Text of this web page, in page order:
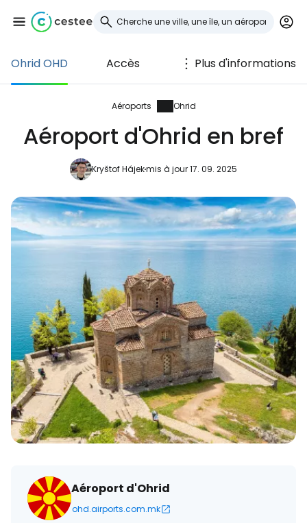
Ohrid OHD Accès Plus d'informations
Aéroports Ohrid
Aéroport d'Ohrid en bref
Kryštof Hájekmis à jour 17. 09. 2025
Aéroport d'Ohrid
ohd.airports.com.mk
Se connecter à
Cestee
... la communauté mondiale des voyageurs
Continuer avec Facebook
Poursuivre avec le courrier
électronique